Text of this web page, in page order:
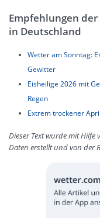
Empfehlungen
in Deutschland
Wetter am Sonntag:
Gewitter
Eisheilige 2026 mit
Regen
Extrem trockener
Dieser Text wurde mit Hilfe
Daten erstellt und von der